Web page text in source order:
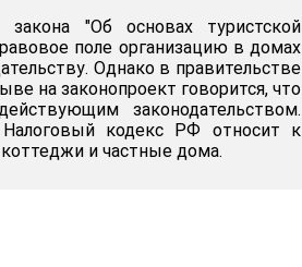
"Об основах туристской
поле организацию в домах
Однако в правительстве
на законопроект говорится, что
законодательством.
кодекс РФ относит к
и частные дома.